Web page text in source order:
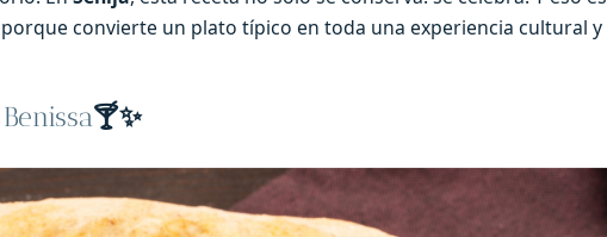
convierte un plato típico en toda una experiencia cultural y
🍸✨